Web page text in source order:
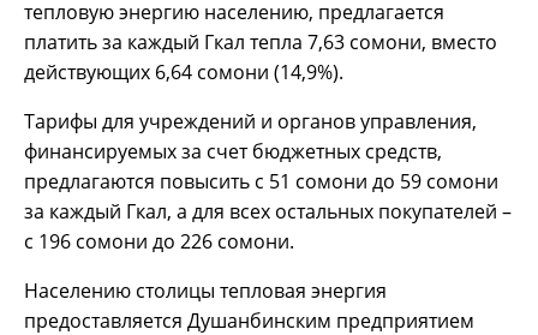
тепловую энергию населению, предлагается
платить за каждый Гкал тепла 7,63 сомони, вместо
действующих 6,64 сомони (14,9%).
Тарифы для учреждений и органов управления,
финансируемых за счет бюджетных средств,
предлагаются повысить с 51 сомони до 59 сомони
за каждый Гкал, а для всех остальных покупателей –
с 196 сомони до 226 сомони.
Населению столицы тепловая энергия
предоставляется Душанбинским предприятием